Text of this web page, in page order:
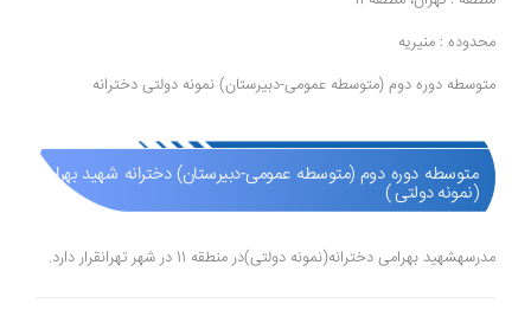
محدوده : منیریه
متوسطه دوره دوم (متوسطه عمومی-دبیرستان) نمونه دولتی دخترانه
متوسطه دوره دوم (متوسطه عمومی-دبیرستان) دخترانه شهید بهرامی
(نمونه دولتی )
مدرسهشهید بهرامی دخترانه(نمونه دولتی)در منطقه 11 در شهر تهرانقرار دارد.